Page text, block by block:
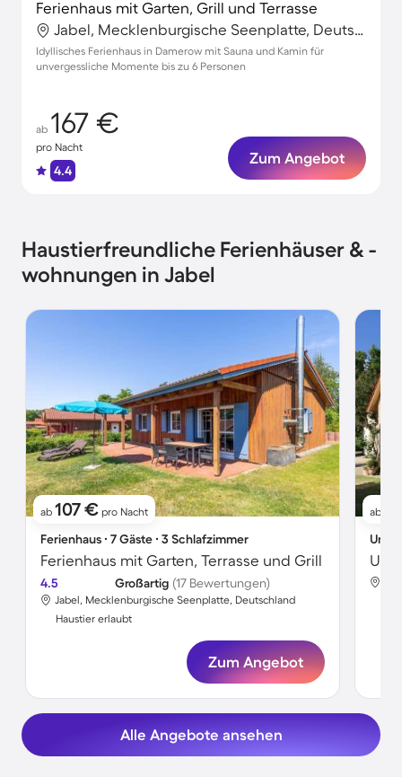
Ferienhaus mit Garten, Grill und Terrasse
Jabel, Mecklenburgische Seenplatte, Deutschland
Idyllisches Ferienhaus in Damerow mit Sauna und Kamin für
unvergessliche Momente bis zu 6 Personen
ab 167 €
pro Nacht
4.4
Zum Angebot
Haustierfreundliche Ferienhäuser & -
wohnungen in Jabel
ab 107 € pro Nacht
Ferienhaus ∙ 7 Gäste ∙ 3 Schlafzimmer
Ferienhaus mit Garten, Terrasse und Grill
4.5 Großartig (17 Bewertungen)
Jabel, Mecklenburgische Seenplatte, Deutschland
Haustier erlaubt
Zum Angebot
ab
Alle Angebote ansehen